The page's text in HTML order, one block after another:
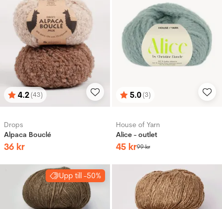
Betyg:
4.2(43)
utav 5 stjärnor
Drops
Alpaca Bouclé
36 kr
Betyg:
5.0(3)
utav 5 stjärnor
House of Yarn
Alice - outlet
45 kr99kr
Upp till -50%